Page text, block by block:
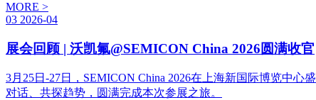
MORE >
03 2026-04
展会回顾 | 沃凯氟@SEMICON China 2026圆满收官
3月25日-27日，SEMICON China 2026在上海新国际博览中
对话、共探趋势，圆满完成本次参展之旅。